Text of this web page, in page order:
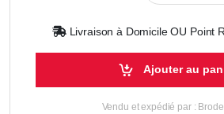
Livraison à Domicile OU Point
Ajouter au
Vendu et expédié par :